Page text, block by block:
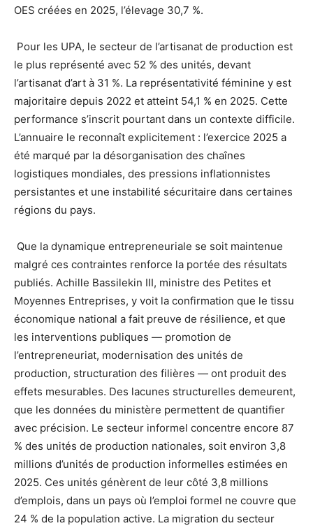
OES créées en 2025, l’élevage 30,7 %.
Pour les UPA, le secteur de l’artisanat de production est
le plus représenté avec 52 % des unités, devant
l’artisanat d’art à 31 %. La représentativité féminine y est
majoritaire depuis 2022 et atteint 54,1 % en 2025. Cette
performance s’inscrit pourtant dans un contexte difficile.
L’annuaire le reconnaît explicitement : l’exercice 2025 a
été marqué par la désorganisation des chaînes
logistiques mondiales, des pressions inflationnistes
persistantes et une instabilité sécuritaire dans certaines
régions du pays.
Que la dynamique entrepreneuriale se soit maintenue
malgré ces contraintes renforce la portée des résultats
publiés. Achille Bassilekin III, ministre des Petites et
Moyennes Entreprises, y voit la confirmation que le tissu
économique national a fait preuve de résilience, et que
les interventions publiques — promotion de
l’entrepreneuriat, modernisation des unités de
production, structuration des filières — ont produit des
effets mesurables. Des lacunes structurelles demeurent,
que les données du ministère permettent de quantifier
avec précision. Le secteur informel concentre encore 87
% des unités de production nationales, soit environ 3,8
millions d’unités de production informelles estimées en
2025. Ces unités génèrent de leur côté 3,8 millions
d’emplois, dans un pays où l’emploi formel ne couvre que
24 % de la population active. La migration du secteur